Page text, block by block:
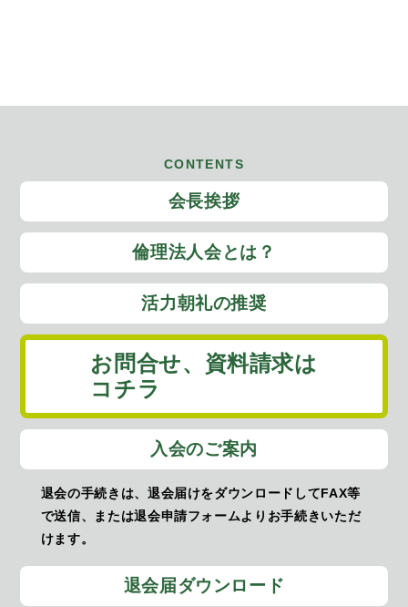
CONTENTS
会長挨拶
倫理法人会とは？
活力朝礼の推奨
お問合せ、 資料請求は
コチラ
入会のご案内
退会の手続きは、退会届けをダウンロードしてFAX等
で送信、または退会申請フォームよりお手続きいただ
けます。
退会届ダウンロード